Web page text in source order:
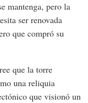
mantenga, pero la
ser renovada
que compró su
que la torre
una reliquia
que visionó un